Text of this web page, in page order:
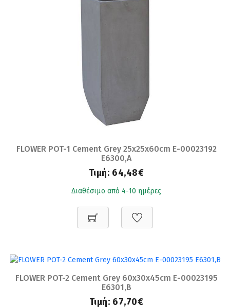
FLOWER POT-1 Cement Grey 25x25x60cm Ε-00023192
Ε6300,A
Τιμή: 64,48€
Διαθέσιμο από 4-10 ημέρες
FLOWER POT-2 Cement Grey 60x30x45cm Ε-00023195
Ε6301,B
Τιμή: 67,70€